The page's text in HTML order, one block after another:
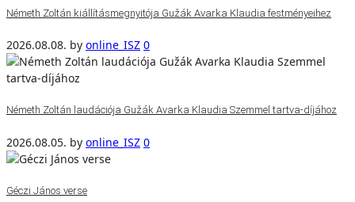
Németh Zoltán kiállításmegnyitója Gužák Avarka Klaudia festményeihez
2026.08.08. by online_ISZ 0
Németh Zoltán laudációja Gužák Avarka Klaudia Szemmel tartva-díjához
2026.08.05. by online_ISZ 0
Géczi János verse